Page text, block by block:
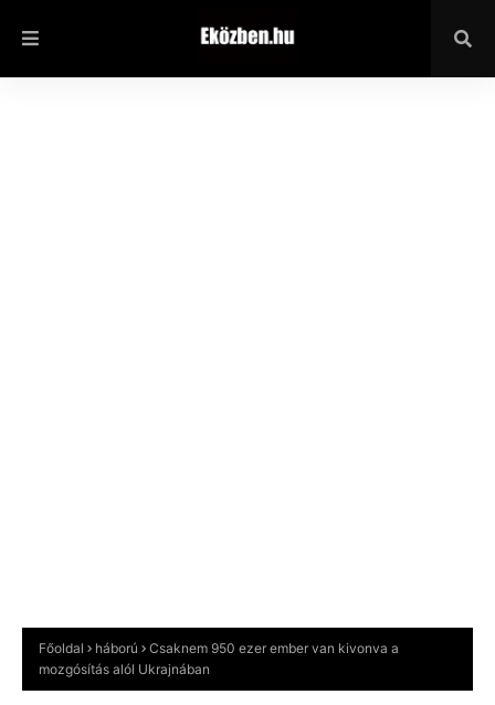
Főoldal háború
Csaknem 950 ezer ember van kivonva a
mozgósítás alól Ukrajnában